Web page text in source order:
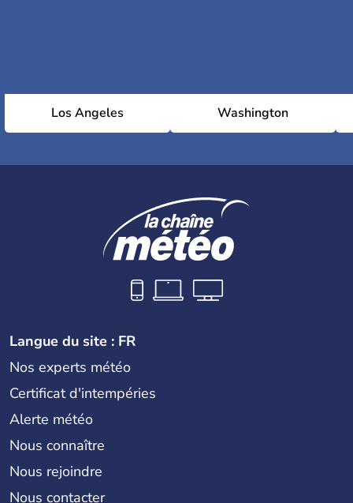
Los Angeles Washington
Langue du site : FR
Nos experts météo
Certificat d'intempéries
Alerte météo
Nous connaître
Nous rejoindre
Nous contacter